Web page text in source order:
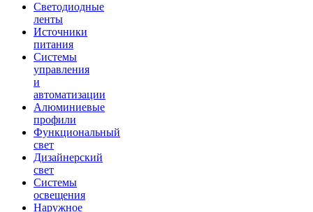
Светодиодные
ленты
Источники
питания
Системы
управления
и
автоматизации
Алюминиевые
профили
Функциональный
свет
Дизайнерский
свет
Системы
освещения
Наружное